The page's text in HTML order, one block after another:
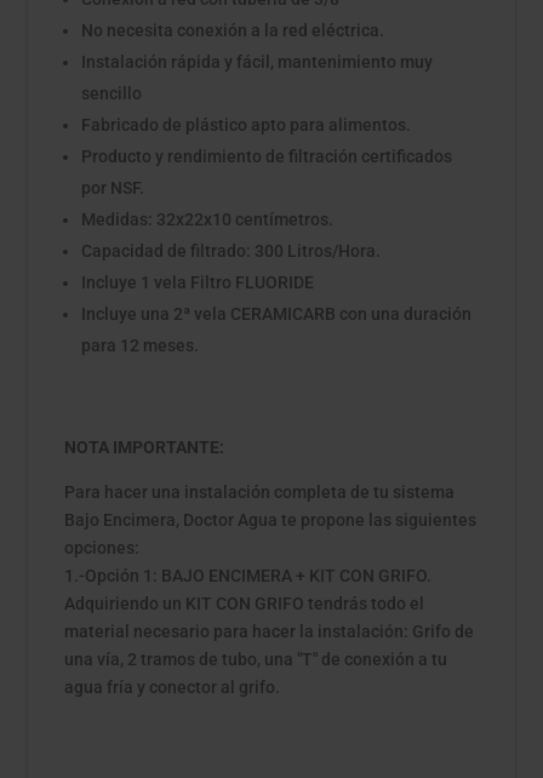
No necesita conexión a la red eléctrica.
Instalación rápida y fácil, mantenimiento muy
sencillo
Fabricado de plástico apto para alimentos.
Producto y rendimiento de filtración certificados
por NSF.
Medidas: 32x22x10 centímetros.
Capacidad de filtrado: 300 Litros/Hora.
Incluye 1 vela Filtro FLUORIDE
Incluye una 2ª vela CERAMICARB con una duración
para 12 meses.
NOTA IMPORTANTE:
Para hacer una instalación completa de tu sistema
Bajo Encimera, Doctor Agua te propone las siguientes
opciones:
1.-Opción 1: BAJO ENCIMERA + KIT CON GRIFO.
Adquiriendo un KIT CON GRIFO tendrás todo el
material necesario para hacer la instalación: Grifo de
una vía, 2 tramos de tubo, una "T" de conexión a tu
agua fría y conector al grifo.